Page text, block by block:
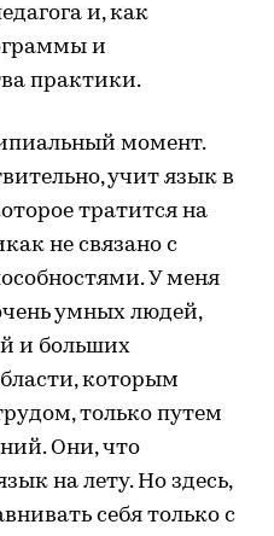
и, как
и
практики.
момент.
учит язык в
тратится на
не связано с
У меня
умных людей,
и больших
которым
только путем
Они, что
на лету. Но здесь,
себя только с